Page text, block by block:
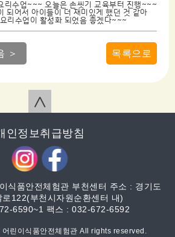
리수업~~~ 오늘은 손씻기 교육부터 진행~~~
되어서 아이들이 더 재미있게 했던 것 같아
리수업이 활성화 되었음 좋겠다~~~
＞ 목록으로
인정보취급방침
식품안전체험관 부천센터 주소 : 경기도
로122(부천시자원순환센터 내)
6590~1 팩스 : 032-672-6592
린이식품안전체험관 All rights reserved.
∧